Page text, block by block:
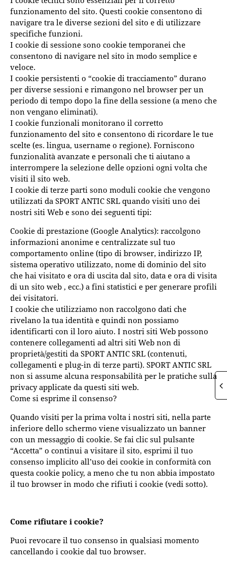
funzionamento del sito. Questi cookie consentono di
navigare tra le diverse sezioni del sito e di utilizzare
specifiche funzioni.
I cookie di sessione sono cookie temporanei che
consentono di navigare nel sito in modo semplice e
veloce.
I cookie persistenti o “cookie di tracciamento” durano
per diverse sessioni e rimangono nel browser per un
periodo di tempo dopo la fine della sessione (a meno che
non vengano eliminati).
I cookie funzionali monitorano il corretto
funzionamento del sito e consentono di ricordare le tue
scelte (es. lingua, username o regione). Forniscono
funzionalità avanzate e personali che ti aiutano a
interrompere la selezione delle opzioni ogni volta che
visiti il ​​sito web.
I cookie di terze parti sono moduli cookie che vengono
utilizzati da SPORT ANTIC SRL quando visiti uno dei
nostri siti Web e sono dei seguenti tipi:
Cookie di prestazione (Google Analytics): raccolgono
informazioni anonime e centralizzate sul tuo
comportamento online (tipo di browser, indirizzo IP,
sistema operativo utilizzato, nome di dominio del sito
che hai visitato e ora di uscita dal sito, data e ora di visita
di un sito web , ecc.) a fini statistici e per generare profili
dei visitatori.
I cookie che utilizziamo non raccolgono dati che
rivelano la tua identità e quindi non possiamo
identificarti con il loro aiuto. I nostri siti Web possono
contenere collegamenti ad altri siti Web non di
proprietà/gestiti da SPORT ANTIC SRL (contenuti,
collegamenti e plug-in di terze parti). SPORT ANTIC SRL
non si assume alcuna responsabilità per le pratiche sulla
privacy applicate da questi siti web.
Come si esprime il consenso?
Quando visiti per la prima volta i nostri siti, nella parte
inferiore dello schermo viene visualizzato un banner
con un messaggio di cookie. Se fai clic sul pulsante
“Accetta” o continui a visitare il sito, esprimi il tuo
consenso implicito all’uso dei cookie in conformità con
questa cookie policy, a meno che tu non abbia impostato
il tuo browser in modo che rifiuti i cookie (vedi sotto).
Come rifiutare i cookie?
Puoi revocare il tuo consenso in qualsiasi momento
cancellando i cookie dal tuo browser.